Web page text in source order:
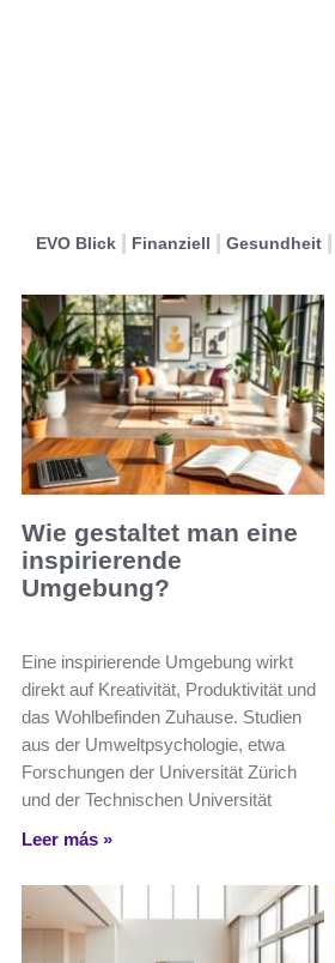
EVO Blick Finanziell Gesundheit
Wie gestaltet man eine
inspirierende
Umgebung?
Eine inspirierende Umgebung wirkt
direkt auf Kreativität, Produktivität und
das Wohlbefinden Zuhause. Studien
aus der Umweltpsychologie, etwa
Forschungen der Universität Zürich
und der Technischen Universität
Leer más »